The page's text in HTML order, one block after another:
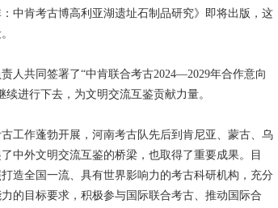
中肯考古博高利亚湖遗址石制品研究》即将出版，这
共同签署了“中肯联合考古2024—2029年合作意向
进行下去，为文明交流互鉴贡献力量。
作蓬勃开展，河南考古队先后到肯尼亚、蒙古、乌
中外文明交流互鉴的桥梁，也取得了重要成果。目
造全国一流、具有世界影响力的考古科研机构，充分
的目标要求，积极参与国际联合考古、推动国际合